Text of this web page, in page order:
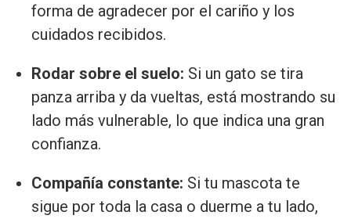
forma de agradecer por el cariño y los
cuidados recibidos.
Rodar sobre el suelo: Si un gato se tira
panza arriba y da vueltas, está mostrando su
lado más vulnerable, lo que indica una gran
confianza.
Compañía constante: Si tu mascota te
sigue por toda la casa o duerme a tu lado,